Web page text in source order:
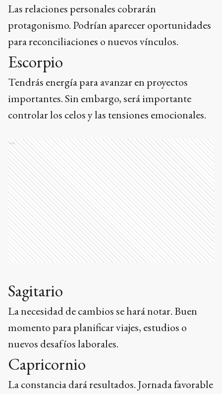
Las relaciones personales cobrarán
protagonismo. Podrían aparecer oportunidades
para reconciliaciones o nuevos vínculos.
Escorpio
Tendrás energía para avanzar en proyectos
importantes. Sin embargo, será importante
controlar los celos y las tensiones emocionales.
Ads
Sagitario
La necesidad de cambios se hará notar. Buen
momento para planificar viajes, estudios o
nuevos desafíos laborales.
Capricornio
La constancia dará resultados. Jornada favorable